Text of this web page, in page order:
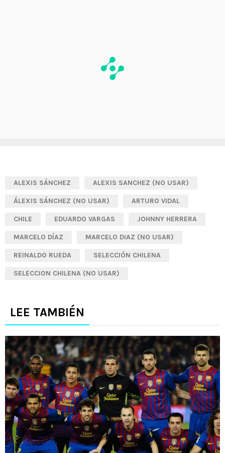
ALEXIS SÁNCHEZ ALEXIS SANCHEZ (NO USAR)
ÁLEXIS SÁNCHEZ (NO USAR) ARTURO VIDAL
CHILE EDUARDO VARGAS JOHNNY HERRERA
MARCELO DÍAZ MARCELO DIAZ (NO USAR)
REINALDO RUEDA SELECCIÓN CHILENA
SELECCION CHILENA (NO USAR)
LEE TAMBIÉN